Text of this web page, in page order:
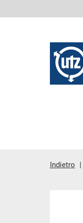
Indietro